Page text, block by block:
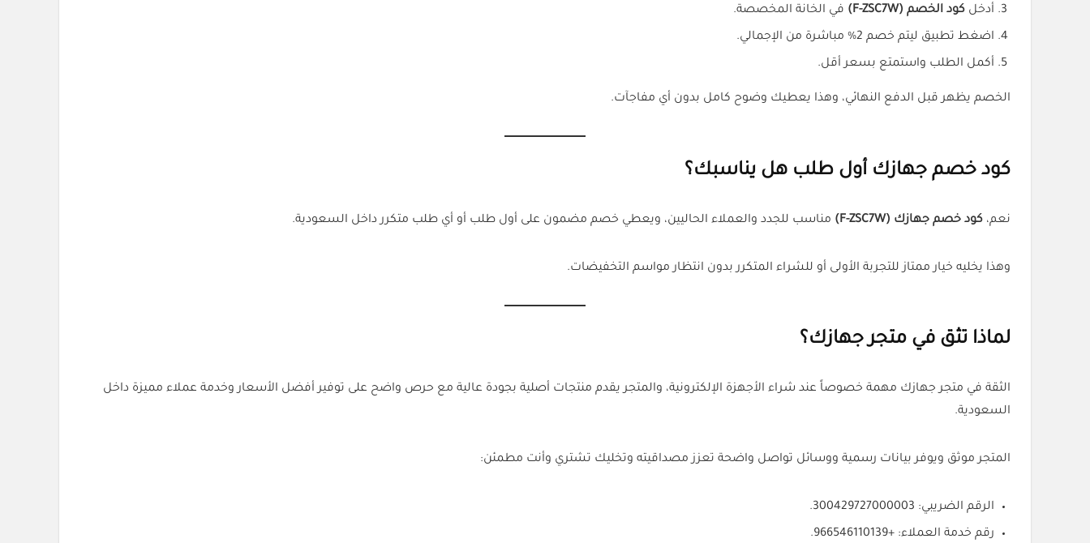
أدخل كود الخصم (F-ZSC7W) في الخانة المخصصة.
اضغط تطبيق ليتم خصم 2% مباشرة من الإجمالي.
أكمل الطلب واستمتع بسعر أقل.
الخصم يظهر قبل الدفع النهائي، وهذا يعطيك وضوح كامل بدون أي مفاجآت.
كود خصم جهازك أول طلب هل يناسبك؟
نعم، كود خصم جهازك (F-ZSC7W) مناسب للجدد والعملاء الحاليين، ويعطي خصم مضمون على أول طلب أو أي طلب متكرر داخل السعودية.
وهذا يخليه خيار ممتاز للتجربة الأولى أو للشراء المتكرر بدون انتظار مواسم التخفيضات.
لماذا تثق في متجر جهازك؟
الثقة في متجر جهازك مهمة خصوصاً عند شراء الأجهزة الإلكترونية، والمتجر يقدم منتجات أصلية بجودة عالية مع حرص واضح على توفير أفضل الأسعار وخدمة عملاء مميزة داخل
السعودية.
المتجر موثق ويوفر بيانات رسمية ووسائل تواصل واضحة تعزز مصداقيته وتخليك تشتري وأنت مطمئن:
الرقم الضريبي: 300429727000003.
رقم خدمة العملاء: +966546110139.